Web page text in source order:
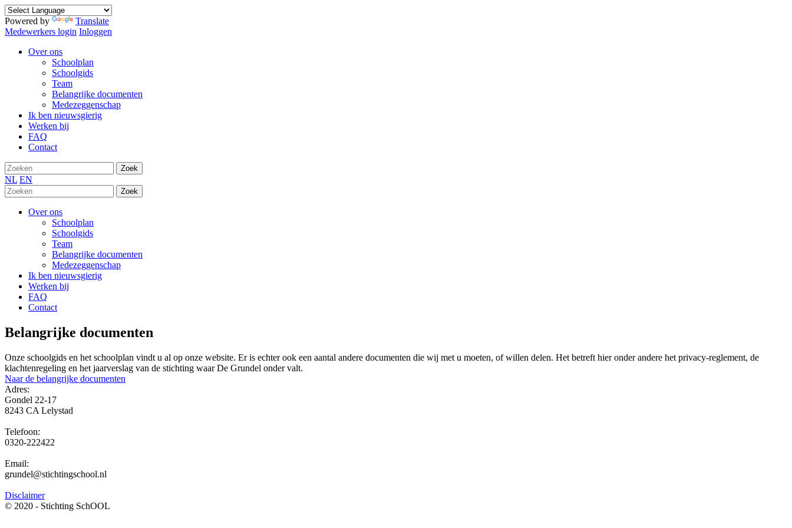
Powered by
Translate
Medewerkers login Inloggen
Over ons
Schoolplan
Schoolgids
Team
Belangrijke documenten
Medezeggenschap
Ik ben nieuwsgierig
Werken bij
FAQ
Contact
Zoek
NL EN
Zoek
Over ons
Schoolplan
Schoolgids
Team
Belangrijke documenten
Medezeggenschap
Ik ben nieuwsgierig
Werken bij
FAQ
Contact
Belangrijke documenten
Onze schoolgids en het schoolplan vindt u al op onze website. Er is echter ook een aantal andere documenten die wij met u moeten, of willen delen. Het betreft hier onder andere het privacy-reglement, de
klachtenregeling en het jaarverslag van de stichting waar De Grundel onder valt.
Naar de belangrijke documenten
Adres:
Gondel 22-17
8243 CA Lelystad
Telefoon:
0320-222422
Email:
grundel@stichtingschool.nl
Disclaimer
© 2020 - Stichting SchOOL